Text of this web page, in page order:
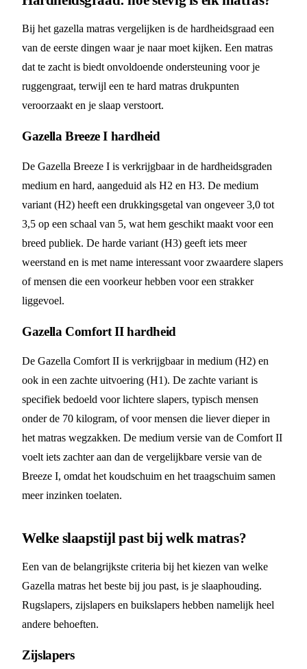
Bij het gazella matras vergelijken is de hardheidsgraad een
van de eerste dingen waar je naar moet kijken. Een matras
dat te zacht is biedt onvoldoende ondersteuning voor je
ruggengraat, terwijl een te hard matras drukpunten
veroorzaakt en je slaap verstoort.
Gazella Breeze I hardheid
De Gazella Breeze I is verkrijgbaar in de hardheidsgraden
medium en hard, aangeduid als H2 en H3. De medium
variant (H2) heeft een drukkingsgetal van ongeveer 3,0 tot
3,5 op een schaal van 5, wat hem geschikt maakt voor een
breed publiek. De harde variant (H3) geeft iets meer
weerstand en is met name interessant voor zwaardere slapers
of mensen die een voorkeur hebben voor een strakker
liggevoel.
Gazella Comfort II hardheid
De Gazella Comfort II is verkrijgbaar in medium (H2) en
ook in een zachte uitvoering (H1). De zachte variant is
specifiek bedoeld voor lichtere slapers, typisch mensen
onder de 70 kilogram, of voor mensen die liever dieper in
het matras wegzakken. De medium versie van de Comfort II
voelt iets zachter aan dan de vergelijkbare versie van de
Breeze I, omdat het koudschuim en het traagschuim samen
meer inzinken toelaten.
Welke slaapstijl past bij welk matras?
Een van de belangrijkste criteria bij het kiezen van welke
Gazella matras het beste bij jou past, is je slaaphouding.
Rugslapers, zijslapers en buikslapers hebben namelijk heel
andere behoeften.
Zijslapers